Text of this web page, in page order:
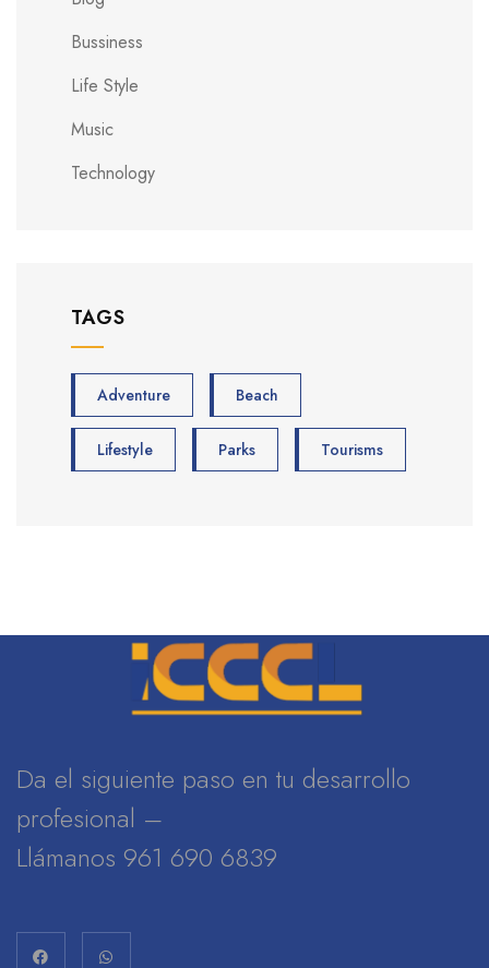
Bussiness
Life Style
Music
Technology
TAGS
Adventure Beach
Lifestyle Parks Tourisms
Da el siguiente paso en tu desarrollo
profesional –
Llámanos 961 690 6839